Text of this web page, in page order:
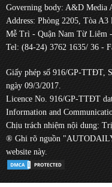
Governing body: A&D Media
Address: Phòng 2205, Tòa
Mễ Trì - Quận Nam Từ Liêm
Tel: (84-24) 3762 1635/ 36 -
Giấy phép số 916/GP-TTĐT,
ngày 09/3/2017.
Licence No. 916/GP-TTĐT
Information and
Chịu trách nhiệm nội dung:
® Ghi rõ nguồn
website này.